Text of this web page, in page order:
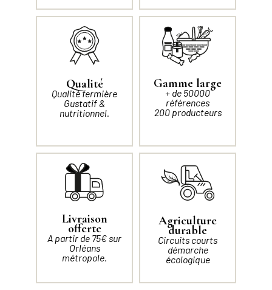
Qualité
Qualité fermière
Gustatif &
nutritionnel.
Gamme large
+ de 50000
références
200 producteurs
Livraison
offerte
A partir de 75€ sur
Orléans
métropole.
Agriculture
durable
Circuits courts
démarche
écologique